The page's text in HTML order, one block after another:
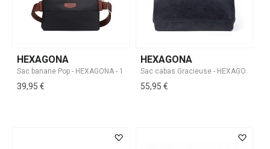
HEXAGONA
39,95 €
HEXAGONA
55,95 €